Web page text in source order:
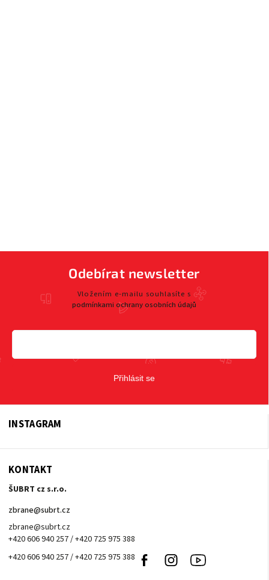
Odebírat newsletter
Vložením e-mailu souhlasíte s
podmínkami ochrany osobních údajů
Přihlásit se
INSTAGRAM
KONTAKT
ŠUBRT cz s.r.o.
zbrane@subrt.cz
zbrane@subrt.cz
+420 606 940 257 / +420 725 975 388
+420 606 940 257 / +420 725 975 388
Facebook Instagram